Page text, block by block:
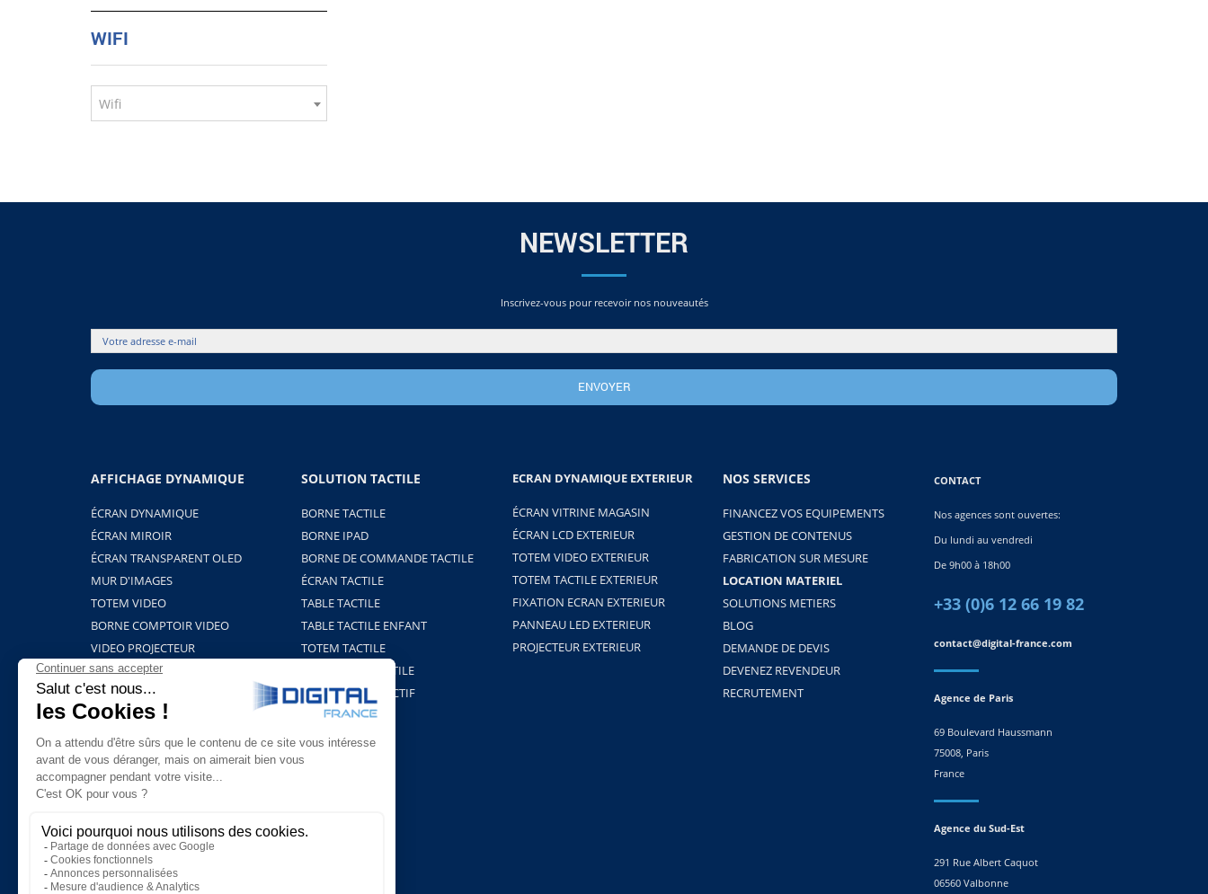
WIFI
Wifi
NEWSLETTER
Inscrivez-vous pour recevoir nos nouveautés
AFFICHAGE DYNAMIQUE
ÉCRAN DYNAMIQUE
ÉCRAN MIROIR
ÉCRAN TRANSPARENT OLED
MUR D'IMAGES
TOTEM VIDEO
BORNE COMPTOIR VIDEO
VIDEO PROJECTEUR
BORNE HOLOGRAMME
SUPPORTS ET FIXATIONS
PLAYERS & LOGICIELS
SOLUTION TACTILE
BORNE TACTILE
BORNE IPAD
BORNE DE COMMANDE TACTILE
ÉCRAN TACTILE
TABLE TACTILE
TABLE TACTILE ENFANT
TOTEM TACTILE
PROJECTION TACTILE
TABLEAU INTERACTIF
BORNE COVID-19
ECRAN DYNAMIQUE EXTERIEUR
ÉCRAN VITRINE MAGASIN
ÉCRAN LCD EXTERIEUR
TOTEM VIDEO EXTERIEUR
TOTEM TACTILE EXTERIEUR
FIXATION ECRAN EXTERIEUR
PANNEAU LED EXTERIEUR
PROJECTEUR EXTERIEUR
NOS SERVICES
FINANCEZ VOS EQUIPEMENTS
GESTION DE CONTENUS
FABRICATION SUR MESURE
LOCATION MATERIEL
SOLUTIONS METIERS
BLOG
DEMANDE DE DEVIS
DEVENEZ REVENDEUR
RECRUTEMENT
CONTACT
Nos agences sont ouvertes:
Du lundi au vendredi
De 9h00 à 18h00
+33 (0)6 12 66 19 82
contact@digital-france.com
Agence de Paris
69 Boulevard Haussmann
75008, Paris
France
Agence du Sud-Est
291 Rue Albert Caquot
06560 Valbonne